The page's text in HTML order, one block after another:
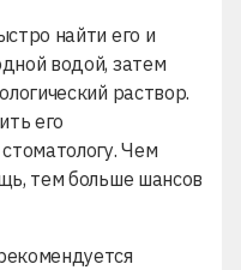
найти его и
водой, затем
раствор.
его
Чем
тем больше шансов